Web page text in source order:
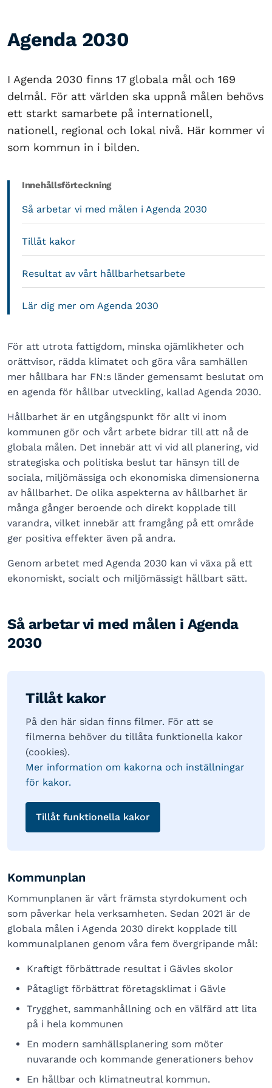
Agenda 2030
I Agenda 2030 finns 17 globala mål och 169
delmål. För att världen ska uppnå målen behövs
ett starkt samarbete på internationell,
nationell, regional och lokal nivå. Här kommer vi
som kommun in i bilden.
Innehållsförteckning
Så arbetar vi med målen i Agenda 2030
Tillåt kakor
Resultat av vårt hållbarhetsarbete
Lär dig mer om Agenda 2030
För att utrota fattigdom, minska ojämlikheter och
orättvisor, rädda klimatet och göra våra samhällen
mer hållbara har FN:s länder gemensamt beslutat om
en agenda för hållbar utveckling, kallad Agenda 2030.
Hållbarhet är en utgångspunkt för allt vi inom
kommunen gör och vårt arbete bidrar till att nå de
globala målen. Det innebär att vi vid all planering, vid
strategiska och politiska beslut tar hänsyn till de
sociala, miljömässiga och ekonomiska dimensionerna
av hållbarhet. De olika aspekterna av hållbarhet är
många gånger beroende och direkt kopplade till
varandra, vilket innebär att framgång på ett område
ger positiva effekter även på andra.
Genom arbetet med Agenda 2030 kan vi växa på ett
ekonomiskt, socialt och miljömässigt hållbart sätt.
Så arbetar vi med målen i Agenda
2030
Tillåt kakor
På den här sidan finns filmer. För att se
filmerna behöver du tillåta funktionella kakor
(cookies).
Mer information om kakorna och inställningar
för kakor.
Tillåt funktionella kakor
Kommunplan
Kommunplanen är vårt främsta styrdokument och
som påverkar hela verksamheten. Sedan 2021 är de
globala målen i Agenda 2030 direkt kopplade till
kommunalplanen genom våra fem övergripande mål:
Kraftigt förbättrade resultat i Gävles skolor
Påtagligt förbättrat företagsklimat i Gävle
Trygghet, sammanhållning och en välfärd att lita
på i hela kommunen
En modern samhällsplanering som möter
nuvarande och kommande generationers behov
En hållbar och klimatneutral kommun.